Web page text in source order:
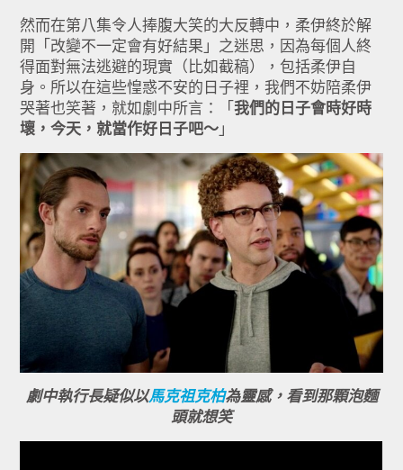
然而在第八集令人捧腹大笑的大反轉中，柔伊終於解
開「改變不一定會有好結果」之迷思，因為每個人終
得面對無法逃避的現實（比如截稿），包括柔伊自
身。所以在這些惶惑不安的日子裡，我們不妨陪柔伊
哭著也笑著，就如劇中所言：「我們的日子會時好時
壞，今天，就當作好日子吧～ 」
劇中執行長疑似以馬克祖克柏為靈感，看到那顆泡麵
頭就想笑